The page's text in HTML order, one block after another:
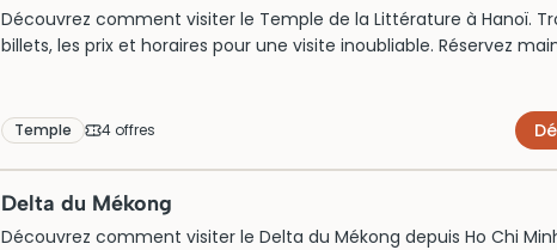
Découvrez comment visiter le Temple de la Littérature à Hanoï.
billets, les prix et horaires pour une visite inoubliable. Réservez
Temple 4 offres
Delta du Mékong
Découvrez comment visiter le Delta du Mékong depuis Ho Chi